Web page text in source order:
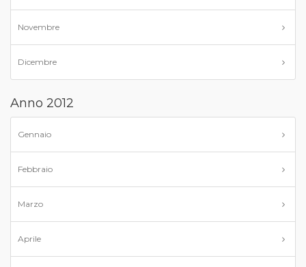
Novembre
Dicembre
Anno 2012
Gennaio
Febbraio
Marzo
Aprile